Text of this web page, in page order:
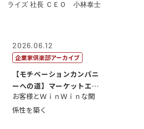
2026.06.12
企業家倶楽部アーカイブ
【モチベーションカンパニ
ーへの道】マーケットエン
タープライズ...
お客様とＷｉｎＷｉｎな関
係性を築く